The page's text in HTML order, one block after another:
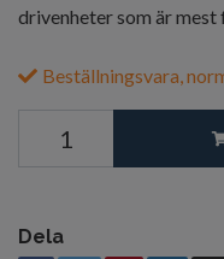
drivenheter som är
Beställningsvara,
Dela